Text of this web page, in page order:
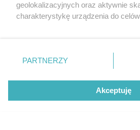
geolokalizacyjnych oraz aktywnie
charakterystykę urządzenia do
zmienić/wycofać klikając przycisk
znajdujący się w lewym dolnym rogu
rodzaje przetwarzania danych nie
użytkownika, ale masz prawo
PARTNERZY
Akceptuję